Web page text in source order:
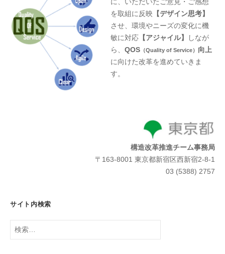
に、いただいたご意見・ご感想
を取組に反映 【デザイン思考】
させ、環境やニーズの変化に機
敏に対応 【アジャイル】
しなが
ら、QOS （Quality of Service） 向上
に向けた改革を進めていきま
す。
構造改革推進チーム事務局
〒163-8001 東京都新宿区西新宿2-8-1
03 (5388) 2757
サイト内検索
検